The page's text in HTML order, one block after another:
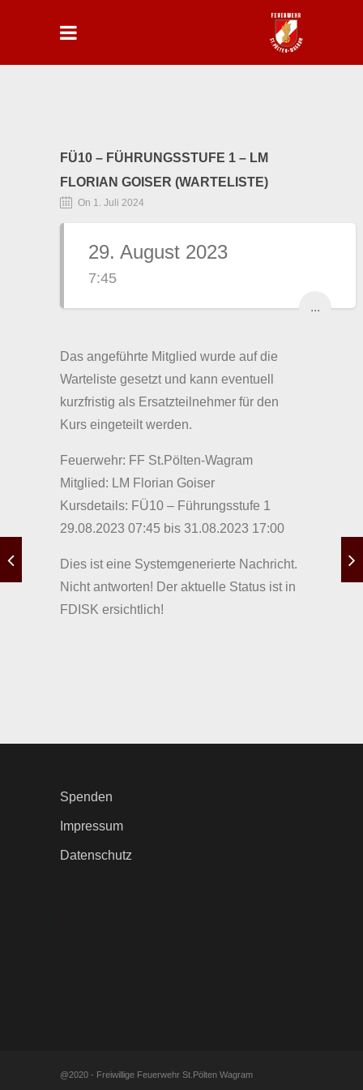
FÜ10 – FÜHRUNGSSTUFE 1 – LM
FLORIAN GOISER (WARTELISTE)
On 1. Juli 2024
29. August 2023
7:45
...
Das angeführte Mitglied wurde auf die
Warteliste gesetzt und kann eventuell
kurzfristig als Ersatzteilnehmer für den
Kurs eingeteilt werden.
Feuerwehr: FF St.Pölten-Wagram
Mitglied: LM Florian Goiser
Kursdetails: FÜ10 – Führungsstufe 1
29.08.2023 07:45 bis 31.08.2023 17:00
Dies ist eine Systemgenerierte Nachricht.
Nicht antworten! Der aktuelle Status ist in
FDISK ersichtlich!
Spenden
Impressum
Datenschutz
.
@2020 - Freiwillige Feuerwehr St.Pölten Wagram